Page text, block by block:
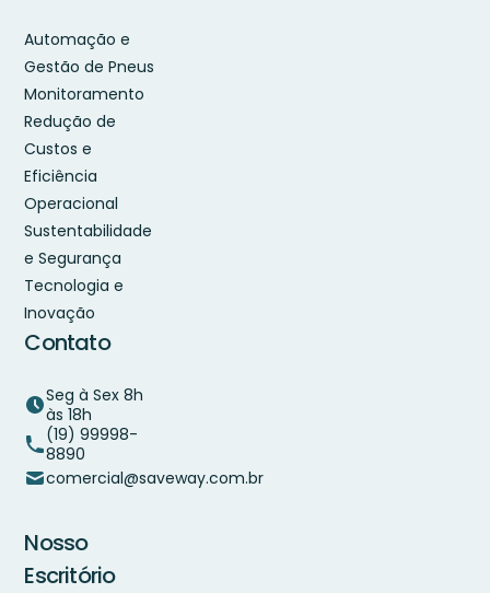
Automação e
Gestão de Pneus
Monitoramento
Redução de
Custos e
Eficiência
Operacional
Sustentabilidade
e Segurança
Tecnologia e
Inovação
Contato
Seg à Sex 8h
às 18h
(19) 99998-
8890
comercial@saveway.com.br
Nosso
Escritório